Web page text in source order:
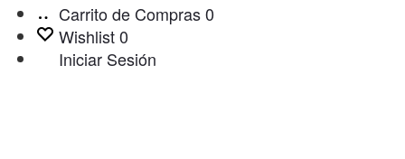
Carrito de Compras0
Wishlist0
Iniciar Sesión